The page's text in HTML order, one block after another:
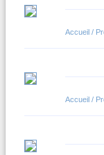
Accueil /
Accueil /